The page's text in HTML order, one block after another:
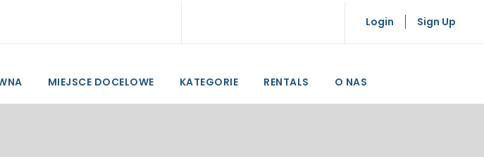
Login Sign Up
MIEJSCE DOCELOWE KATEGORIE RENTALS O NAS